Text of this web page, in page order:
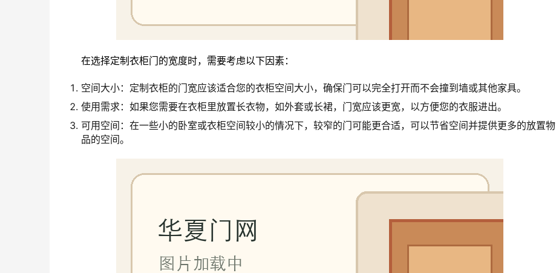
在选择定制衣柜门的宽度时，需要考虑以下因素：
空间大小：定制衣柜的门宽应该适合您的衣柜空间大小，确保门可以完全打开而不会撞到墙或其他家具。
使用需求：如果您需要在衣柜里放置长衣物，如外套或长裙，门宽应该更宽，以方便您的衣服进出。
可用空间：在一些小的卧室或衣柜空间较小的情况下，较窄的门可能更合适，可以节省空间并提供更多的放置物
品的空间。